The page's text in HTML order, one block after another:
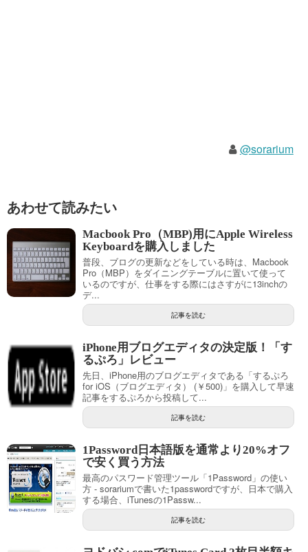
@sorarium
あわせて読みたい
Macbook Pro（MBP)用にApple Wireless
Keyboardを購入しました
普段、ブログの更新などをしている時は、Macbook
Pro（MBP）をダイニングテーブルに置いて使って
いるのですが、仕事をする際にはさすがに13inchの
デ...
記事を読む
iPhone用ブログエディタの決定版！「す
るぷろ」レビュー
先日、iPhone用のブログエディタである「するぷろ
for iOS（ブログエディタ） (￥500)」を購入して早速
記事をするぷろから投稿して...
記事を読む
1Password日本語版を通常より20%オフ
で安く買う方法
最高のパスワード管理ツール「1Password」の使い
方 - sorariumで書いた1passwordですが、日本で購入
する場合、iTunesの1Passw...
記事を読む